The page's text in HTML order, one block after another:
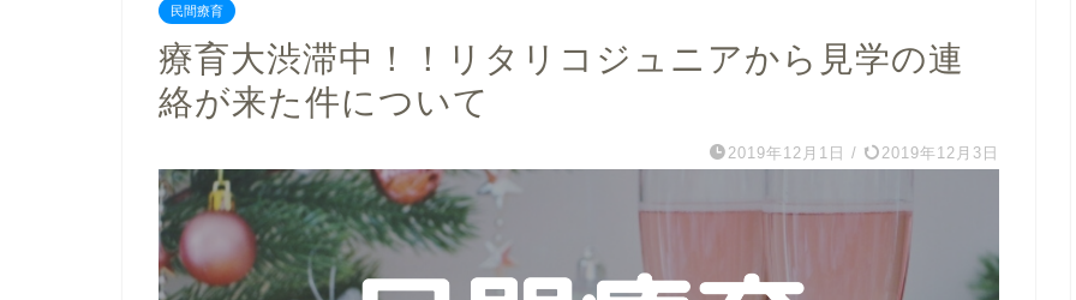
民間療育
療育大渋滞中！！リタリコジュニアから見学の連
絡が来た件について
2019年12月1日 / 2019年12月3日